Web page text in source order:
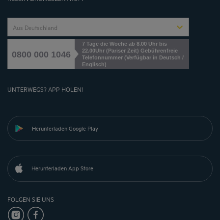
Aus Deutschland
0800 000 1046
7 Tage die Woche ab 8.00 Uhr bis
22.00Uhr (Pariser Zeit) Gebührenfreie
Telefonnummer (Verfügbar in Deutsch /
Englisch)
UNTERWEGS? APP HOLEN!
Herunterladen Google Play
Herunterladen App Store
FOLGEN SIE UNS